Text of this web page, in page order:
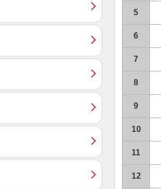
5
6
7
8
9
10
11
12